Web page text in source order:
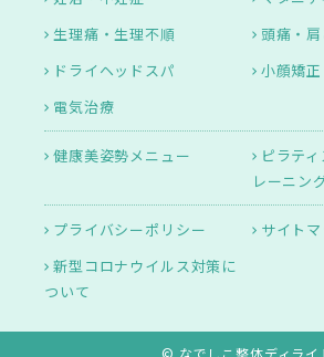
生理痛・生理不順
頭痛・
ドライヘッドスパ
小顔矯正
電気治療
健康美姿勢メニュー
ピラテ
レーニン
プライバシーポリシー
サイト
新型コロナウイルス対策に
ついて